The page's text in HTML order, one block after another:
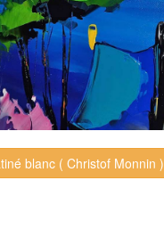
blanc ( Christof Monnin )